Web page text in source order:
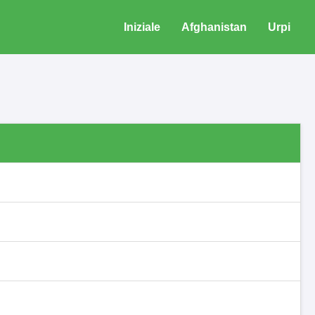
Iniziale Afghanistan Urpi